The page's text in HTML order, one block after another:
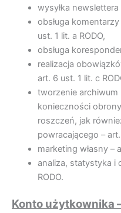
wysyłka newslettera
obsługa
ust. 1 lit. a RODO,
obsługa
realizacja
art. 6 ust. 1 lit. c
tworzenie
konieczności
roszczeń, jak
powracającego –
marketing własny –
analiza, statystyka i
RODO.
Konto użytkownika